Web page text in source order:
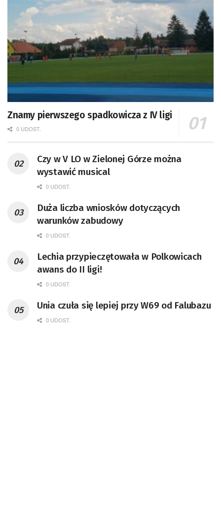
Znamy pierwszego spadkowicza z IV ligi
0 UDOST.
Czy w V LO w Zielonej Górze można
wystawić musical
0 UDOST.
Duża liczba wniosków dotyczących
warunków zabudowy
0 UDOST.
Lechia przypieczętowała w Polkowicach
awans do II ligi!
0 UDOST.
Unia czuła się lepiej przy W69 od Falubazu
0 UDOST.